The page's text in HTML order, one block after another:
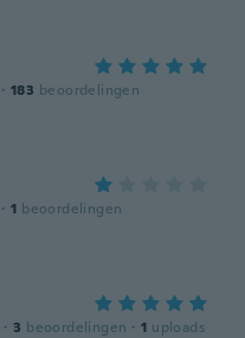
· 183 beoordelingen
· 1 beoordelingen
· 3 beoordelingen · 1 uploads